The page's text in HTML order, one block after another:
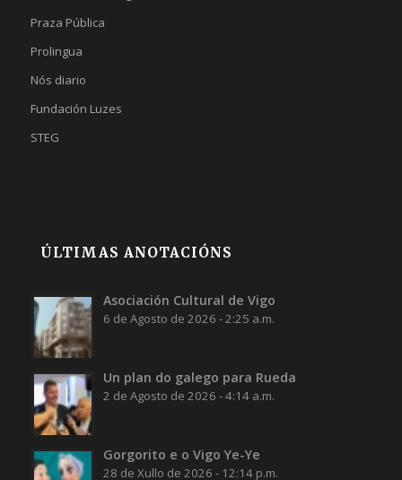
Praza Pública
Prolingua
Nós diario
Fundación Luzes
STEG
ÚLTIMAS ANOTACIÓNS
Asociación Cultural de Vigo
6 de Agosto de 2026 - 2:25 a.m.
Un plan do galego para Rueda
2 de Agosto de 2026 - 4:14 a.m.
Gorgorito e o Vigo Ye-Ye
28 de Xullo de 2026 - 12:14 p.m.